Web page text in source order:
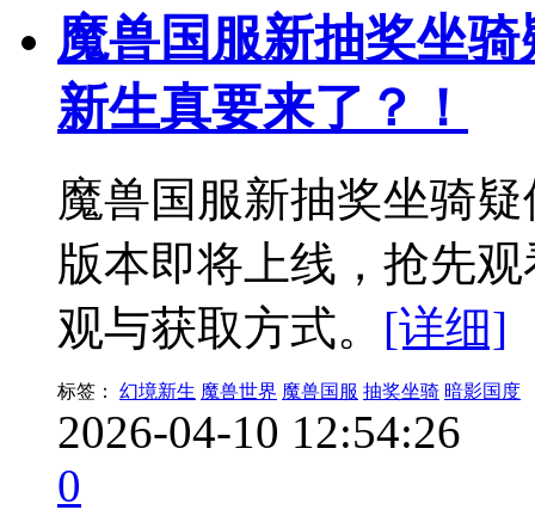
魔兽国服新抽奖坐
新生真要来了？！
魔兽国服新抽奖坐骑
版本即将上线，抢先
观与获取方式。 [详细]
标签： 幻境新生 魔兽世界 魔兽国服 抽奖坐骑 暗影国度
2026-04-10 12:54:26
0